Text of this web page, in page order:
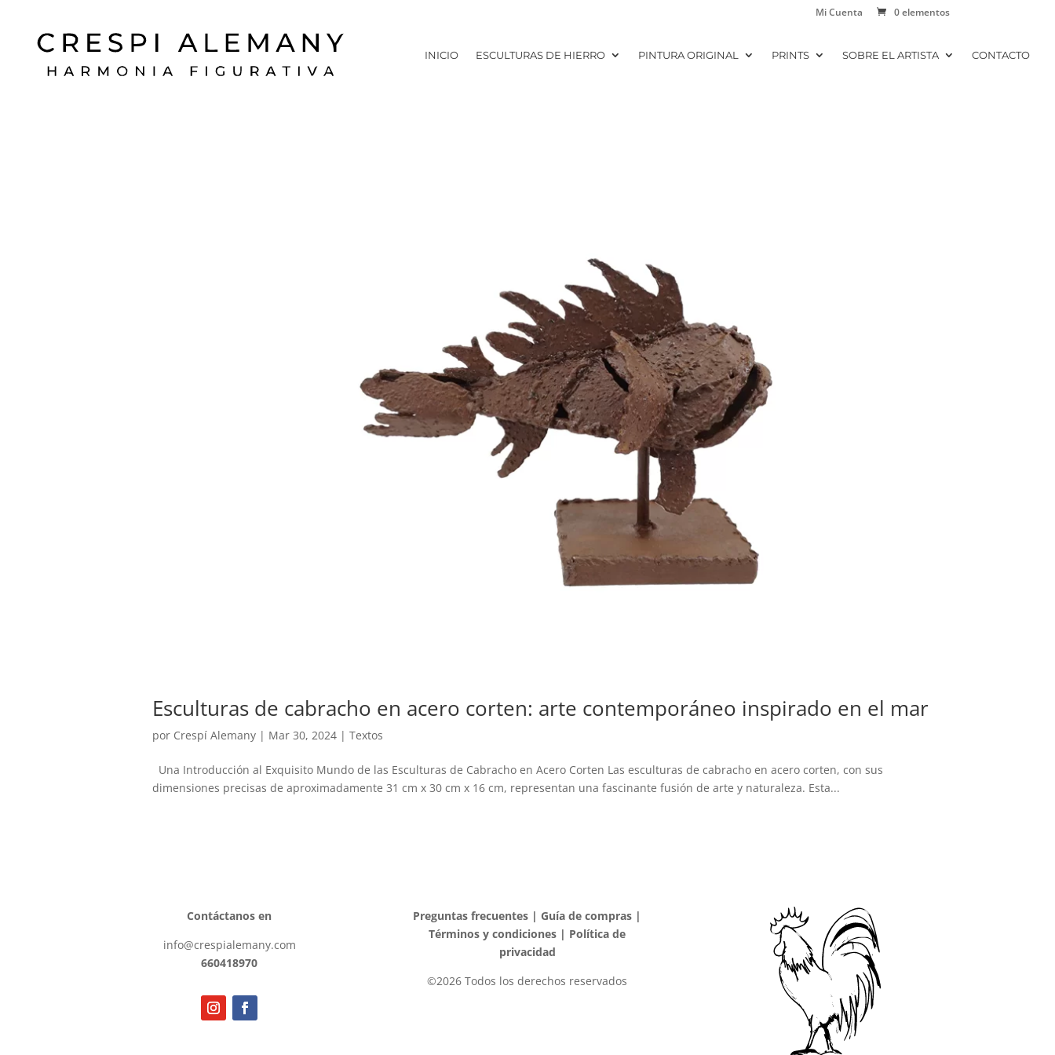
Mi Cuenta 0 elementos
INICIO ESCULTURAS DE HIERRO PINTURA ORIGINAL PRINTS SOBRE EL ARTISTA CONTACTO
Esculturas de cabracho en acero corten: arte contemporáneo inspirado en el mar
por Crespí Alemany| Mar 30, 2024| Textos
Una Introducción al Exquisito Mundo de las Esculturas de Cabracho en Acero Corten Las esculturas de cabracho en acero corten, con sus
dimensiones precisas de aproximadamente 31 cm x 30 cm x 16 cm, representan una fascinante fusión de arte y naturaleza. Esta...
Contáctanos en
info@crespialemany.com
660418970
Preguntas frecuentes | Guía de compras |
Términos y condiciones | Política de
privacidad
©2026 Todos los derechos reservados